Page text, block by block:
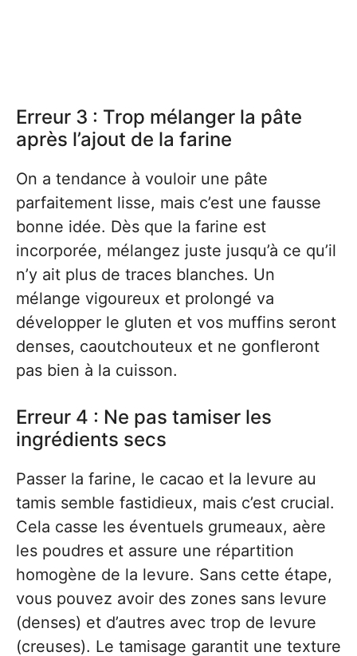
Erreur 3 : Trop mélanger la pâte
après l’ajout de la farine
On a tendance à vouloir une pâte
parfaitement lisse, mais c’est une fausse
bonne idée. Dès que la farine est
incorporée, mélangez juste jusqu’à ce qu’il
n’y ait plus de traces blanches. Un
mélange vigoureux et prolongé va
développer le gluten et vos muffins seront
denses, caoutchouteux et ne gonfleront
pas bien à la cuisson.
Erreur 4 : Ne pas tamiser les
ingrédients secs
Passer la farine, le cacao et la levure au
tamis semble fastidieux, mais c’est crucial.
Cela casse les éventuels grumeaux, aère
les poudres et assure une répartition
homogène de la levure. Sans cette étape,
vous pouvez avoir des zones sans levure
(denses) et d’autres avec trop de levure
(creuses). Le tamisage garantit une texture